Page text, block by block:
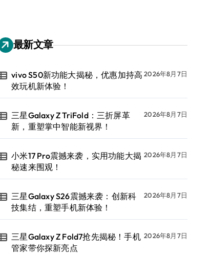
最新文章
vivo S50新功能大揭秘，优惠加持高
效玩机新体验！
2026年8月7日
三星Galaxy Z TriFold：三折屏革
新，重塑掌中智能新视界！
2026年8月7日
小米17 Pro震撼来袭，实用功能大揭
秘速来围观！
2026年8月7日
三星Galaxy S26震撼来袭：创新科
技集结，重塑手机新体验！
2026年8月7日
三星Galaxy Z Fold7抢先揭秘！手机
管家带你探新亮点
2026年8月7日